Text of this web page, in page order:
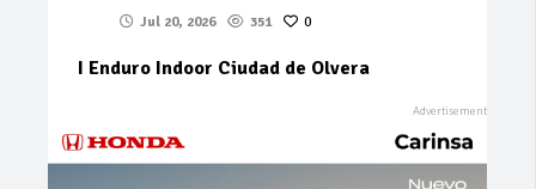
Jul 20, 2026 351 0
I Enduro Indoor Ciudad de Olvera